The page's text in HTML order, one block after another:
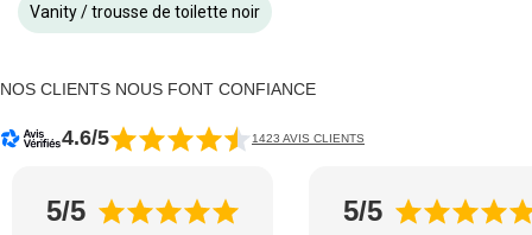
Vanity / trousse de toilette noir
NOS CLIENTS NOUS FONT CONFIANCE
4.6/5 1423 AVIS CLIENTS
5/5 5/5